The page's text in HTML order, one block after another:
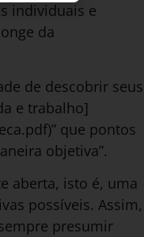
individuais e
da
de descobrir seus
e trabalho]
que pontos
objetiva”.
aberta, isto é, uma
possíveis. Assim,
presumir